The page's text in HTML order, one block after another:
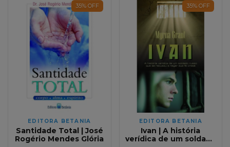
35% OFF
EDITORA BETANIA
Santidade Total | José
Rogério Mendes Glória
35% OFF
EDITORA BETANIA
Ivan | A história
verídica de um soldado